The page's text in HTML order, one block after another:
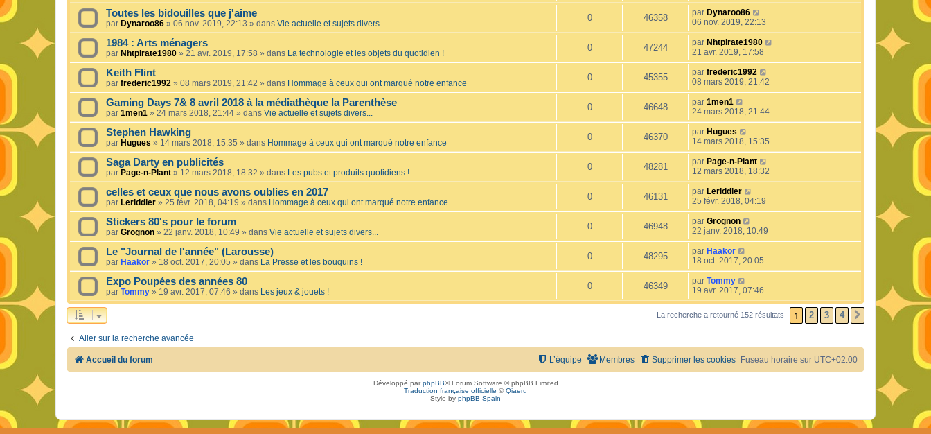
Toutes les bidouilles que j'aime
par Dynaroo86 » 06 nov. 2019, 22:13 » dans Vie actuelle et sujets divers...
0 46358 par Dynaroo86
06 nov. 2019, 22:13
1984 : Arts ménagers
par Nhtpirate1980 » 21 avr. 2019, 17:58 » dans La technologie et les objets du quotidien !
0 47244 par Nhtpirate1980
21 avr. 2019, 17:58
Keith Flint
par frederic1992 » 08 mars 2019, 21:42 » dans Hommage à ceux qui ont marqué notre enfance
0 45355 par frederic1992
08 mars 2019, 21:42
Gaming Days 7& 8 avril 2018 à la médiathèque la Parenthèse
par 1men1 » 24 mars 2018, 21:44 » dans Vie actuelle et sujets divers...
0 46648 par 1men1
24 mars 2018, 21:44
Stephen Hawking
par Hugues » 14 mars 2018, 15:35 » dans Hommage à ceux qui ont marqué notre enfance
0 46370 par Hugues
14 mars 2018, 15:35
Saga Darty en publicités
par Page-n-Plant » 12 mars 2018, 18:32 » dans Les pubs et produits quotidiens !
0 48281 par Page-n-Plant
12 mars 2018, 18:32
celles et ceux que nous avons oublies en 2017
par Leriddler » 25 févr. 2018, 04:19 » dans Hommage à ceux qui ont marqué notre enfance
0 46131 par Leriddler
25 févr. 2018, 04:19
Stickers 80's pour le forum
par Grognon » 22 janv. 2018, 10:49 » dans Vie actuelle et sujets divers...
0 46948 par Grognon
22 janv. 2018, 10:49
Le "Journal de l'année" (Larousse)
par Haakor » 18 oct. 2017, 20:05 » dans La Presse et les bouquins !
0 48295 par Haakor
18 oct. 2017, 20:05
Expo Poupées des années 80
par Tommy » 19 avr. 2017, 07:46 » dans Les jeux & jouets !
0 46349 par Tommy
19 avr. 2017, 07:46
La recherche a retourné 152 résultats 1 2 3 4 SUIVANT
Aller sur la recherche avancée
Accueil du forum Fuseau horaire sur UTC+02:00
Supprimer les cookies
Membres
L’équipe
Développé parphpBB® Forum Software © phpBB Limited
Traduction française officielle ©Qiaeru
Style by phpBB Spain